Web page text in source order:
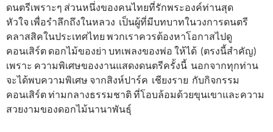
ดนตรีเพราะๆ ส่วนหนึ่งของคนไทยที่รักพระองค์ท่านสุด
หัวใจ เพื่อรำลึกถึงในหลวง เป็นผู้ที่มีบทบาทในวงการดนตรี
คลาสสิคในประเทศไทย พวกเราควรต้องหาโอกาสไปดู
คอนเสิร์ต ดอกไม้ของย่า บทเพลงของพ่อ ให้ได้ (ตรงนี้สำคัญ)
เพราะ ความพิเศษของงานแสดงดนตรีครั้งนี้ นอกจากทุกท่าน
จะได้พบความพิเศษ จากสิงห์ปาร์ค เชียงราย กับกิจกรรม
คอนเสิร์ต ท่ามกลางธรรมชาติ ที่โอบล้อมด้วยขุนเขาและความ
สวยงามของดอกไม้นานาพันธุ์